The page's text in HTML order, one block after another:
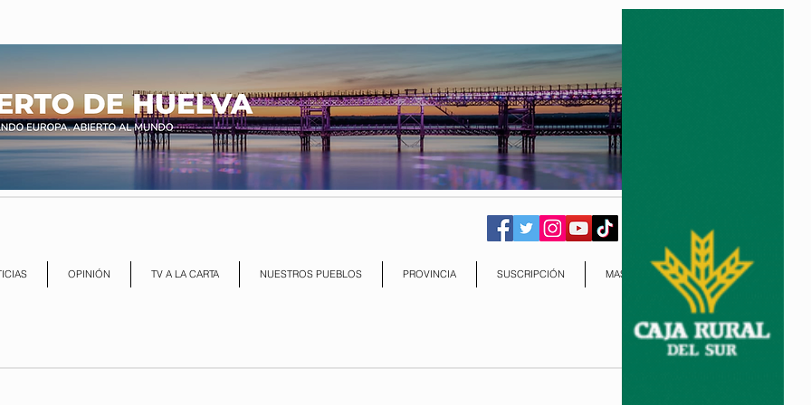
OPINIÓN TV A LA CARTA NUESTROS PUEBLOS PROVINCIA SUSCRIPCIÓN MAS